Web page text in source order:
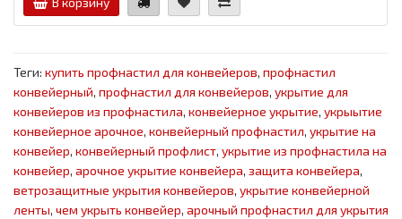
Теги: купить профнастил для конвейеров, профнастил
конвейерный, профнастил для конвейеров, укрытие для
конвейеров из профнастила, конвейерное укрытие, укрыытие
конвейерное арочное, конвейерный профнастил, укрытие на
конвейер, конвейерный профлист, укрытие из профнастила на
конвейер, арочное укрытие конвейера, защита конвейера,
ветрозащитные укрытия конвейеров, укрытие конвейерной
ленты, чем укрыть конвейер, арочный профнастил для укрытия